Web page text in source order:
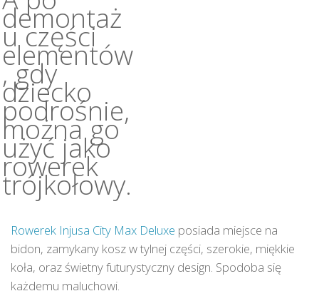
demontaż
u części
elementów
, gdy
dziecko
podrośnie,
można go
użyć jako
rowerek
trójkołowy.
Rowerek Injusa City Max Deluxe posiada miejsce na
bidon, zamykany kosz w tylnej części, szerokie, miękkie
koła, oraz świetny futurystyczny design. Spodoba się
każdemu maluchowi.